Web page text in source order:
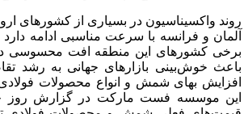
روند واکسیناسیون در بسیاری از کشورهای
آلمان و فرانسه با سرعت مناسبی ادامه‌
برخی کشورهای این منطقه افت محسوسی
باعث خوش‌بینی بازارهای جهانی به رشد
افزایش بهای شمش و انواع محصولات